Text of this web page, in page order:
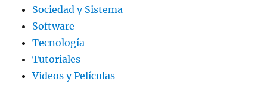
Sociedad y Sistema
Software
Tecnología
Tutoriales
Videos y Películas